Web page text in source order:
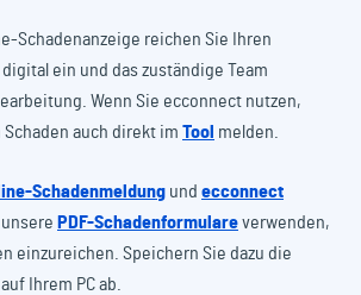
Schadenanzeige reichen Sie Ihren
ein und das zuständige Team
Wenn Sie ecconnect nutzen,
Schaden auch direkt im Tool melden.
Schadenmeldung und ecconnect
PDF-Schadenformulareverwenden,
einzureichen. Speichern Sie dazu die
Ihrem PC ab.